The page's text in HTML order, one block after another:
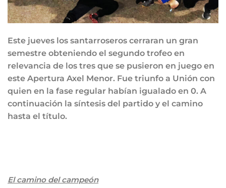
Este jueves los santarroseros cerraran un gran
semestre obteniendo el segundo trofeo en
relevancia de los tres que se pusieron en juego en
este Apertura Axel Menor. Fue triunfo a Unión con
quien en la fase regular habían igualado en 0. A
continuación la síntesis del partido y el camino
hasta el título.
El camino del campeón